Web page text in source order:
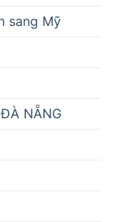
sang Mỹ
NẴNG